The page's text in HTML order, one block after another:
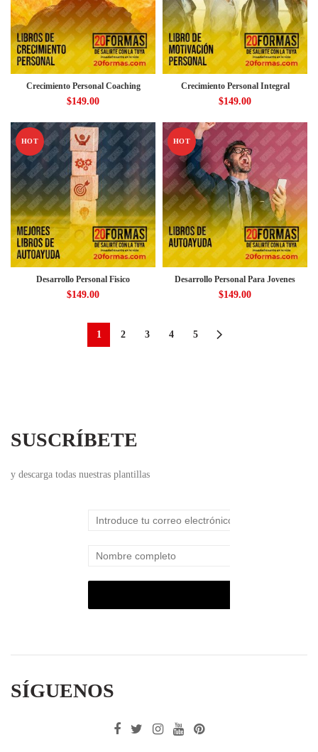
Crecimiento Personal Coaching
$149.00
Crecimiento Personal Integral
$149.00
HOT
Desarrollo Personal Fisico
$149.00
HOT
Desarrollo Personal Para Jovenes
$149.00
1 2 3 4 5
SUSCRÍBETE
y descarga todas nuestras plantillas
SÍGUENOS